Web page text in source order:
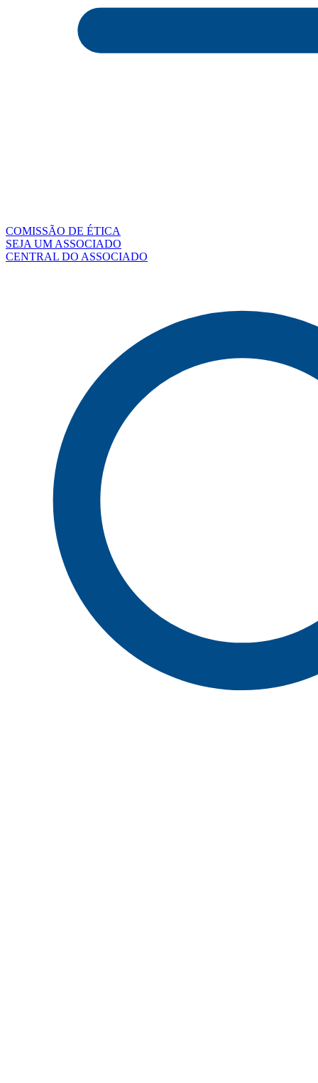
COMISSÃO DE ÉTICA
SEJA UM ASSOCIADO
CENTRAL DO ASSOCIADO